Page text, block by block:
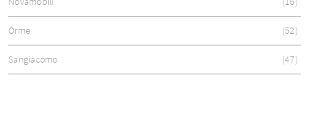
Orme 52
Sangiacomo 47